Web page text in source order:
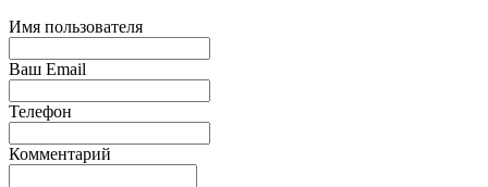
Имя пользователя
Ваш Email
Телефон
Комментарий